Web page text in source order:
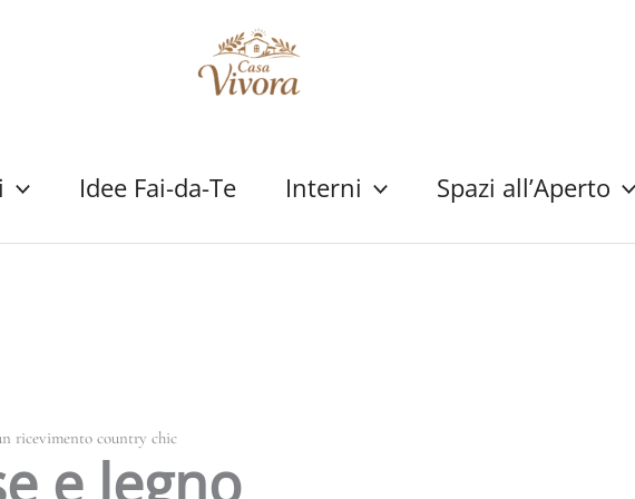
Idee Fai-da-Te Interni Spazi all’Aperto
ricevimento country chic
e legno